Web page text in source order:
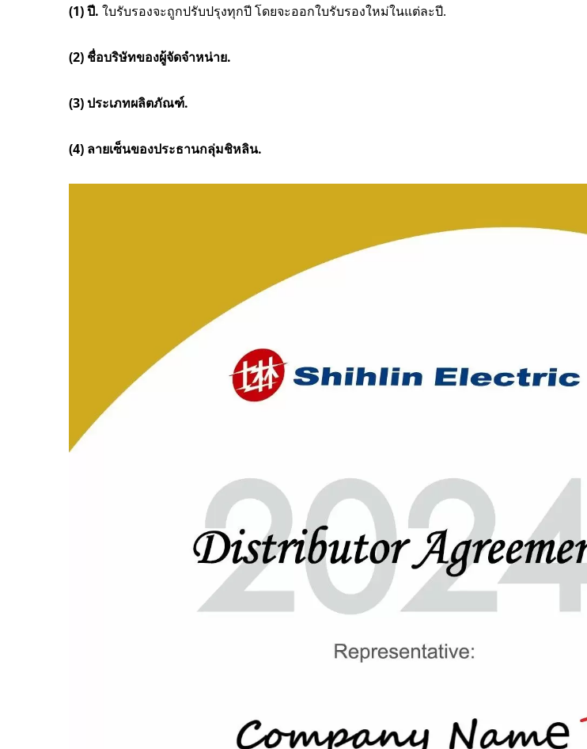
(1) ปี. ใบรับรองจะถูกปรับปรุงทุกปี โดยจะออกใบรับรองใหม่ในแต่ละปี.
(2) ชื่อบริษัทของผู้จัดจำหน่าย.
(3) ประเภทผลิตภัณฑ์.
(4) ลายเซ็นของประธานกลุ่มชิหลิน.